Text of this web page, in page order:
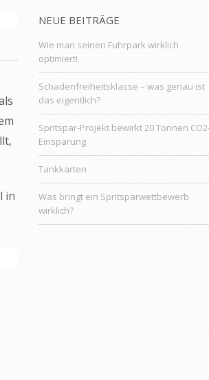
in
NEUE BEITRÄGE
Wie man seinen Fuhrpark wirklich
optimiert!
Schadenfreiheitsklasse – was genau ist
das eigentlich?
Spritspar-Projekt bewirkt 20 Tonnen
Einsparung
Tankkarten
Was bringt ein Spritsparwettbewerb
wirklich?